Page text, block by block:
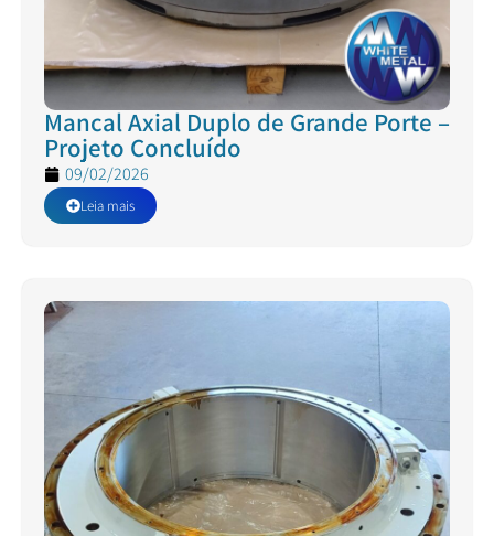
Mancal Axial Duplo de Grande Porte –
Projeto Concluído
09/02/2026
Leia mais